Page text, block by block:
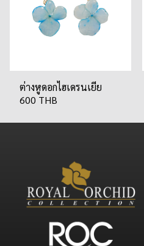
ต่างหูดอกไฮเดรนเยีย
600 THB